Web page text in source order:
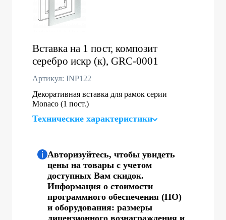
Вставка на 1 пост, композит
серебро искр (к), GRC-0001
Артикул: INP122
Декоративная вставка для рамок серии
Monaco (1 пост.)
Технические характеристики
Авторизуйтесь, чтобы увидеть
цены на товары с учетом
доступных Вам скидок.
Информация о стоимости
программного обеспечения (ПО)
и оборудования: размеры
лицензионного вознаграждения и